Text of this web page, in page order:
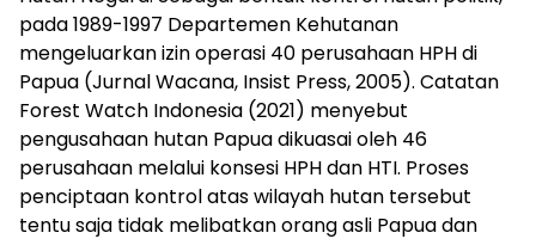
pada 1989-1997 Departemen Kehutanan
mengeluarkan izin operasi 40 perusahaan HPH di
Papua (Jurnal Wacana, Insist Press, 2005). Catatan
Forest Watch Indonesia (2021) menyebut
pengusahaan hutan Papua dikuasai oleh 46
perusahaan melalui konsesi HPH dan HTI. Proses
penciptaan kontrol atas wilayah hutan tersebut
tentu saja tidak melibatkan orang asli Papua dan